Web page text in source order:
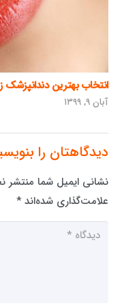
انتخاب بهترین دندانپزشک
آبان ۹, ۱۳۹۹
دیدگاهتان را
نشانی ایمیل شما منتشر
علامت‌گذاری شده‌اند *